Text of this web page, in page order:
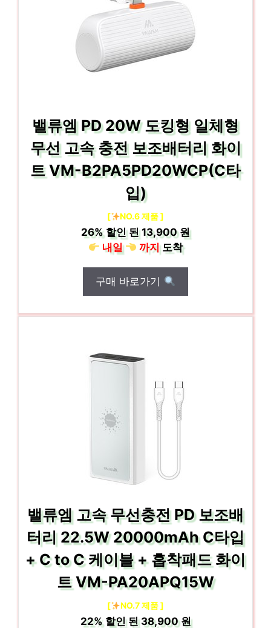
밸류엠 PD 20W 도킹형 일체형
무선 고속 충전 보조배터리 화이
트 VM-B2PA5PD20WCP(C타
입)
[ NO.6 제품 ]
26%할인 된13,900 원
내일
까지도착
구매 바로가기
밸류엠 고속 무선충전 PD 보조배
터리 22.5W 20000mAh C타입
+ C to C 케이블 + 흡착패드 화이
트 VM-PA20APQ15W
[ NO.7 제품 ]
22%할인 된38,900 원